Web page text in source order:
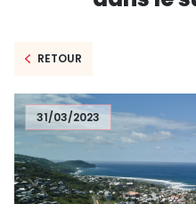
RETOUR
31/03/2023